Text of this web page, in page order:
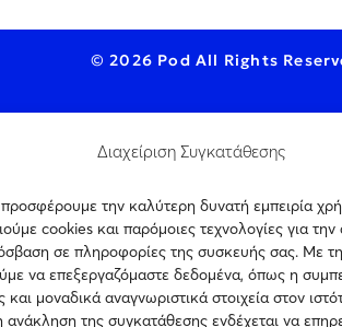
Διαχείριση Συγκατάθεσης
την καλύτερη δυνατή εμπειρία
cookies και παρόμοιες τεχνολογίες για
σε πληροφορίες της συσκευής σας. Με
να επεξεργαζόμαστε δεδομένα, όπως η
και μοναδικά αναγνωριστικά στοιχεία στον
της συγκατάθεσης ενδέχεται να
© 2026 Pod All Rights
Policy
μόνο για
η με